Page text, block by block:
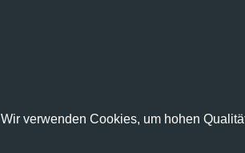
Wir verwenden Cookies, um hohen